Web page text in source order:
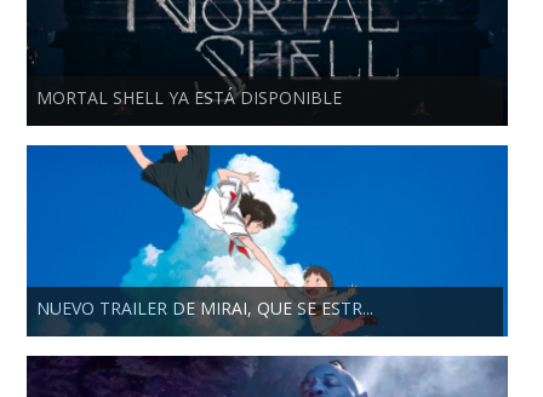
MORTAL SHELL YA ESTÁ DISPONIBLE
NUEVO TRAILER DE MIRAI, QUE SE ESTR...